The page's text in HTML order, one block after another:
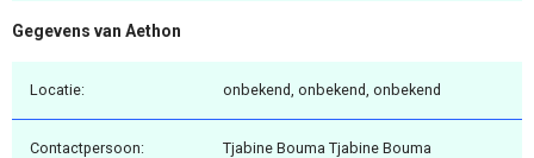
Gegevens van Aethon
Locatie: onbekend, onbekend, onbekend
Contactpersoon: Tjabine Bouma Tjabine Bouma